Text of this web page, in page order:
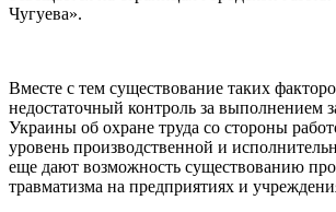
Чугуева».
Вместе с тем существование таких
недостаточный контроль за выполнением
Украины об охране труда со стороны
уровень производственной и
еще дают возможность существованию
травматизма на предприятиях и